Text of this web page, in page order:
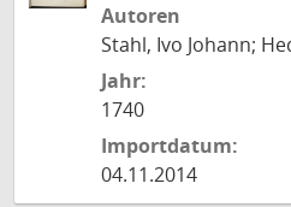
Autoren
Stahl, Ivo Johann;
Jahr:
1740
Importdatum:
04.11.2014